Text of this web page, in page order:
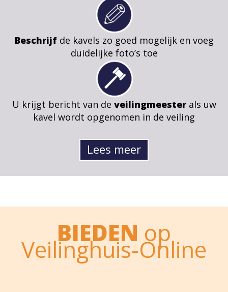
Beschrijfde kavels zo goed mogelijk en voeg
duidelijke foto’s toe
U krijgt bericht van de veilingmeesterals uw
kavel wordt opgenomen in de veiling
Lees meer
BIEDEN op
Veilinghuis-Online